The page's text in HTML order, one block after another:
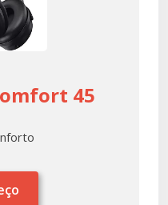
45